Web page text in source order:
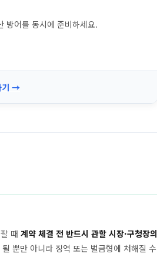
방어를 동시에 준비하세요.
기 →
때 계약 체결 전 반드시 관할 시장·구청장의
뿐만 아니라 징역 또는 벌금형에 처해질 수